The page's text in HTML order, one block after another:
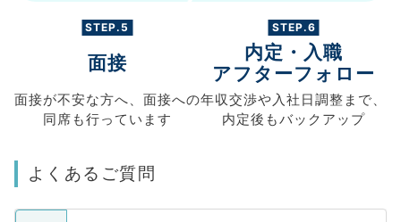
STEP.5
面接
面接が不安な方へ、 面接への
同席も行っています
STEP.6
内定・入職
アフターフォロー
年収交渉や 入社日調整まで、
内定後もバックアップ
よくあるご質問